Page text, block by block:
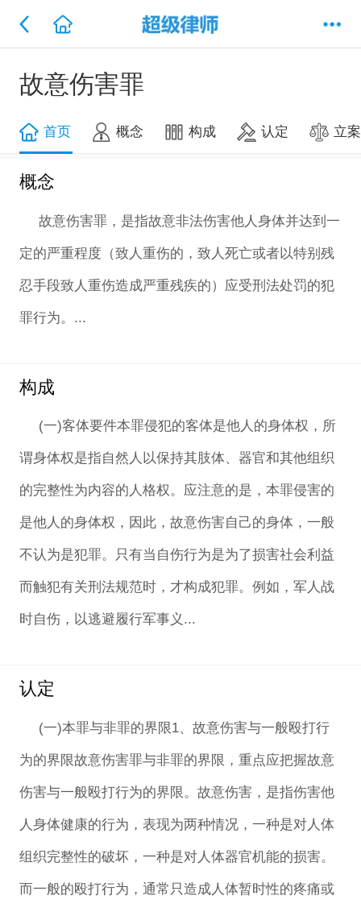
故意伤害罪
首页 概念 构成 认定 立
概念
故意伤害罪，是指故意非法伤害他人身体并达到一
定的严重程度（致人重伤的，致人死亡或者以特别残
忍手段致人重伤造成严重残疾的）应受刑法处罚的犯
罪行为。...
构成
(一)客体要件本罪侵犯的客体是他人的身体权，所
谓身体权是指自然人以保持其肢体、器官和其他组织
的完整性为内容的人格权。应注意的是，本罪侵害的
是他人的身体权，因此，故意伤害自己的身体，一般
不认为是犯罪。只有当自伤行为是为了损害社会利益
而触犯有关刑法规范时，才构成犯罪。例如，军人战
时自伤，以逃避履行军事义...
认定
(一)本罪与非罪的界限1、故意伤害与一般殴打行
为的界限故意伤害罪与非罪的界限，重点应把握故意
伤害与一般殴打行为的界限。故意伤害，是指伤害他
人身体健康的行为，表现为两种情况，一种是对人体
组织完整性的破坏，一种是对人体器官机能的损害。
而一般的殴打行为，通常只造成人体暂时性的疼痛或